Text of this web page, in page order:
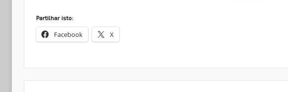
Partilhar isto:
Facebook X